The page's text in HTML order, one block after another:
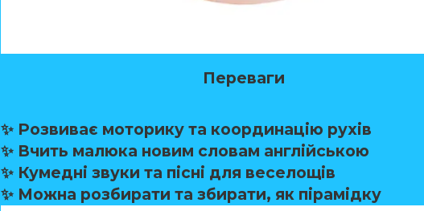
Переваги
✨ Розвиває моторику та координацію рухів
✨ Вчить малюка новим словам англійською
✨ Кумедні звуки та пісні для веселощів
✨ Можна розбирати та збирати, як пірамідку